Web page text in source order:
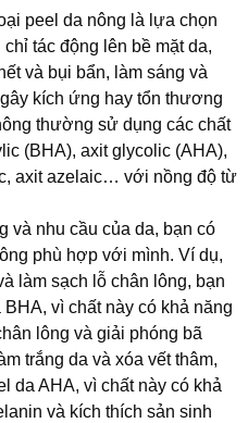
peel da nông là lựa chọn
tác động lên bề mặt da,
và bụi bẩn, làm sáng và
kích ứng hay tổn thương
thường sử dụng các chất
(BHA), axit glycolic (AHA),
axit azelaic… với nồng độ từ
và nhu cầu của da, bạn có
phù hợp với mình. Ví dụ,
làm sạch lỗ chân lông, bạn
vì chất này có khả năng
lông và giải phóng bã
trắng da và xóa vết thâm,
da AHA, vì chất này có khả
và kích thích sản sinh